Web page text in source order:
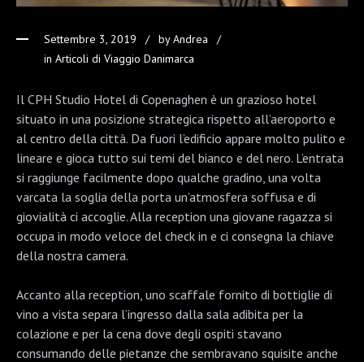
Settembre 3, 2019 byAndrea
in Articoli di Viaggio Danimarca
Il CPH Studio Hotel di Copenaghen è un grazioso hotel
situato in una posizione strategica rispetto all’aeroporto e
al centro della città. Da fuori l’edificio appare molto pulito e
lineare e gioca tutto sui temi del bianco e del nero. L’entrata
si raggiunge facilmente dopo qualche gradino, una volta
varcata la soglia della porta un’atmosfera soffusa e di
giovialità ci accoglie. Alla reception una giovane ragazza si
occupa in modo veloce del check in e ci consegna la chiave
della nostra camera.
Accanto alla reception, uno scaffale fornito di bottiglie di
vino a vista separa l’ingresso dalla sala adibita per la
colazione e per la cena dove degli ospiti stavano
consumando delle pietanze che sembravano squisite anche